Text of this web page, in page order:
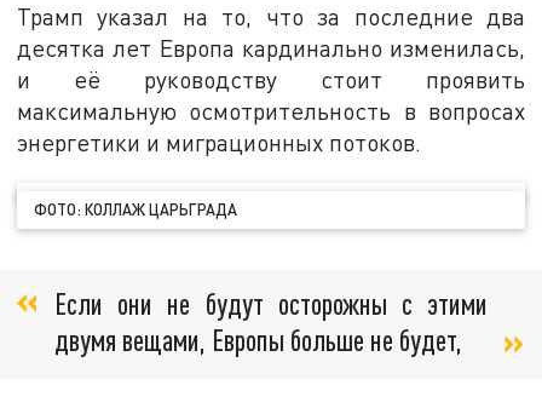
Трамп указал на то, что за последние два
десятка лет Европа кардинально изменилась,
и её руководству стоит проявить
максимальную осмотрительность в вопросах
энергетики и миграционных потоков.
ФОТО: КОЛЛАЖ ЦАРЬГРАДА
Если они не будут осторожны с этими
двумя вещами, Европы больше не будет,